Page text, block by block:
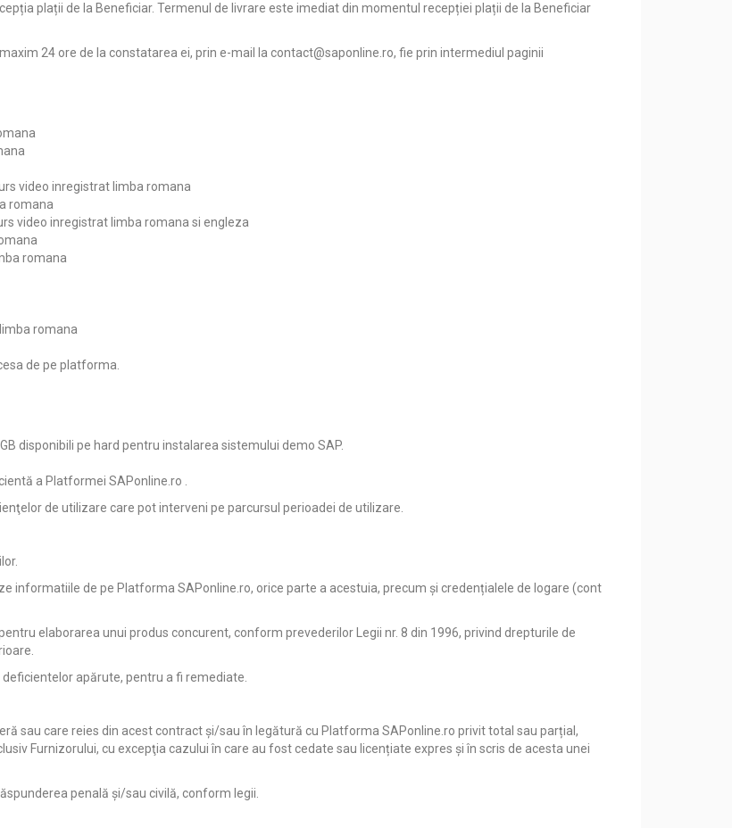
plații de la Beneficiar. Termenul de livrare este imediat din momentul recepției plații de la Beneficiar
24 ore de la constatarea ei, prin e-mail la contact@saponline.ro, fie prin intermediul paginii
video inregistrat limba romana
romana
video inregistrat limba romana si engleza
romana
romana
de pe platforma.
disponibili pe hard pentru instalarea sistemului demo SAP.
a Platformei SAPonline.ro .
de utilizare care pot interveni pe parcursul perioadei de utilizare.
informatiile de pe Platforma SAPonline.ro, orice parte a acestuia, precum și credențialele de logare (cont
elaborarea unui produs concurent, conform prevederilor Legii nr. 8 din 1996, privind drepturile de
apărute, pentru a fi remediate.
sau care reies din acest contract și/sau în legătură cu Platforma SAPonline.ro privit total sau parțial,
Furnizorului, cu excepţia cazului în care au fost cedate sau licențiate expres și în scris de acesta unei
penală și/sau civilă, conform legii.